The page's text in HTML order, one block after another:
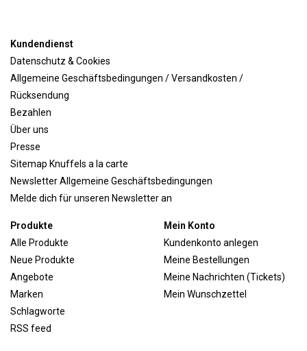
Kundendienst
Datenschutz & Cookies
Allgemeine Geschäftsbedingungen / Versandkosten /
Rücksendung
Bezahlen
Über uns
Presse
Sitemap Knuffels a la carte
Newsletter Allgemeine Geschäftsbedingungen
Melde dich für unseren Newsletter an
Produkte
Alle Produkte
Neue Produkte
Angebote
Marken
Schlagworte
RSS feed
Mein Konto
Kundenkonto anlegen
Meine Bestellungen
Meine Nachrichten (Tickets)
Mein Wunschzettel